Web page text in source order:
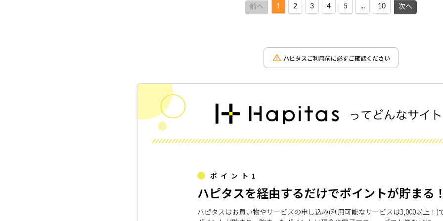
前へ 1 2 3 4 5 ... 10 次へ
ハピタスご利用前に必ずご確認ください
ポイント1
ハピタスを経由するだけでポイントが貯まる
ハピタスはお買い物やサービスの申し込み(利用可能なサービスは3,000以上！)